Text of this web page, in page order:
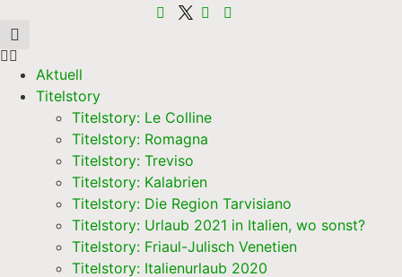
Aktuell
Titelstory
Titelstory: Le Colline
Titelstory: Romagna
Titelstory: Treviso
Titelstory: Kalabrien
Titelstory: Die Region Tarvisiano
Titelstory: Urlaub 2021 in Italien, wo sonst?
Titelstory: Friaul-Julisch Venetien
Titelstory: Italienurlaub 2020